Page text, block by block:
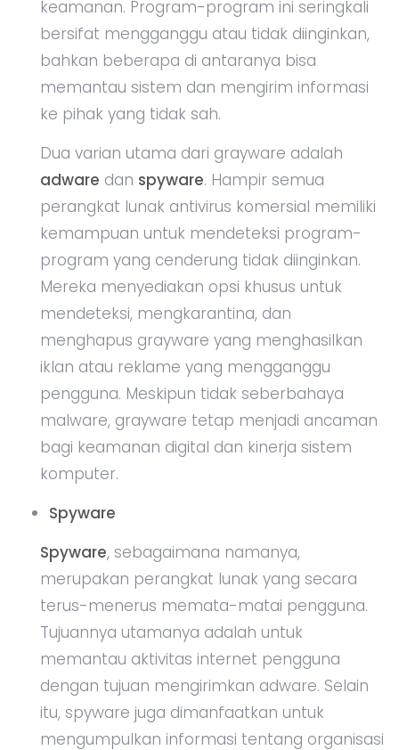
keamanan. Program-program ini seringkali
bersifat mengganggu atau tidak diinginkan,
bahkan beberapa di antaranya bisa
memantau sistem dan mengirim informasi
ke pihak yang tidak sah.
Dua varian utama dari grayware adalah
adware dan spyware. Hampir semua
perangkat lunak antivirus komersial memiliki
kemampuan untuk mendeteksi program-
program yang cenderung tidak diinginkan.
Mereka menyediakan opsi khusus untuk
mendeteksi, mengkarantina, dan
menghapus grayware yang menghasilkan
iklan atau reklame yang mengganggu
pengguna. Meskipun tidak seberbahaya
malware, grayware tetap menjadi ancaman
bagi keamanan digital dan kinerja sistem
komputer.
Spyware
Spyware, sebagaimana namanya,
merupakan perangkat lunak yang secara
terus-menerus memata-matai pengguna.
Tujuannya utamanya adalah untuk
memantau aktivitas internet pengguna
dengan tujuan mengirimkan adware. Selain
itu, spyware juga dimanfaatkan untuk
mengumpulkan informasi tentang organisasi